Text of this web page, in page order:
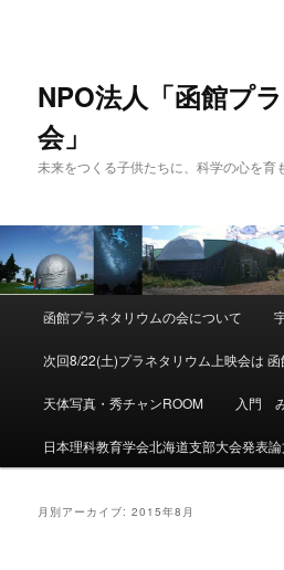
NPO法人「函館プ
会」
未来をつくる子供たちに、科学の心を育
メ
イ
ン
コ
ン
サ
ブ
コ
ン
テ
函館プラネタリウムの会について
次回8/22(土)プラネタリウム上映会は
天体写真・秀チャンROOM 入門
日本理科教育学会北海道支部大会発表
月別アーカイブ:2015年8月